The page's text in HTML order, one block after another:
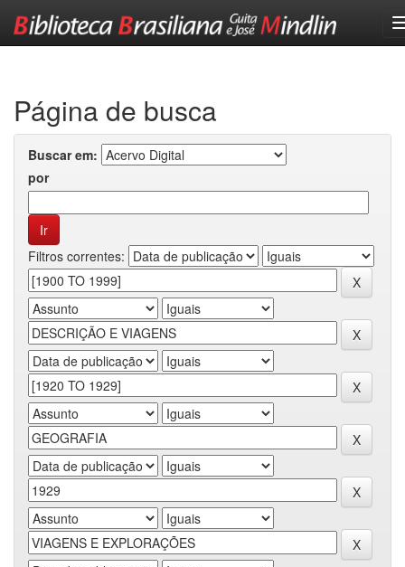
Página de busca
Buscar em:
por
Filtros correntes: